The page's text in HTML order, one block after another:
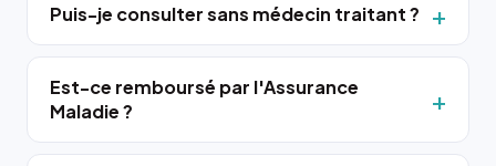
Puis-je consulter sans médecin traitant ?
Est-ce remboursé par l'Assurance
Maladie ?